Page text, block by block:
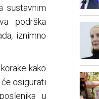
sustavnim
podrška
iznimno
kako
osigurati
u